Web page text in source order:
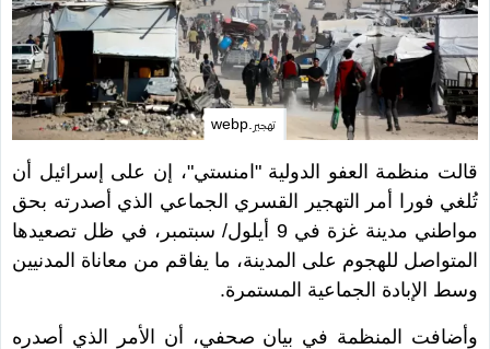
تهجير.webp
قالت منظمة العفو الدولية "امنستي"، إن على إسرائيل أن
تُلغي فورا أمر التهجير القسري الجماعي الذي أصدرته بحق
مواطني مدينة غزة في 9 أيلول/ سبتمبر، في ظل تصعيدها
المتواصل للهجوم على المدينة، ما يفاقم من معاناة المدنيين
وسط الإبادة الجماعية المستمرة.
وأضافت المنظمة في بيان صحفي، أن الأمر الذي أصدره